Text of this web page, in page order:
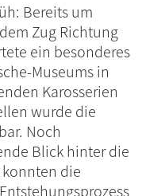
Bereits um
Zug Richtung
ein besonderes
Museums in
Karosserien
wurde die
Noch
Blick hinter die
konnten die